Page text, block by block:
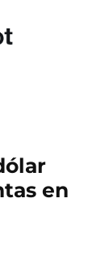
en